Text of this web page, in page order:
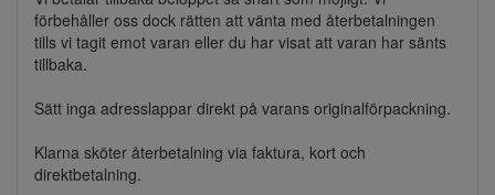
förbehåller oss dock rätten att vänta med återbetalningen
tills vi tagit emot varan eller du har visat att varan har sänts
tillbaka.
Sätt inga adresslappar direkt på varans originalförpackning.
Klarna sköter återbetalning via faktura, kort och
direktbetalning.